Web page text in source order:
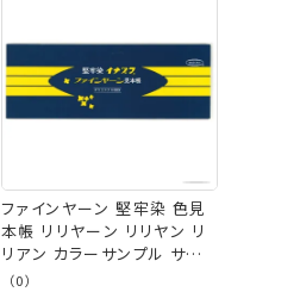
ファインヤーン 堅牢染 色見
本帳 リリヤーン リリヤン リ
リアン カラーサンプル サンプ
ル ネコポス可 イナズマ 手芸
（0）